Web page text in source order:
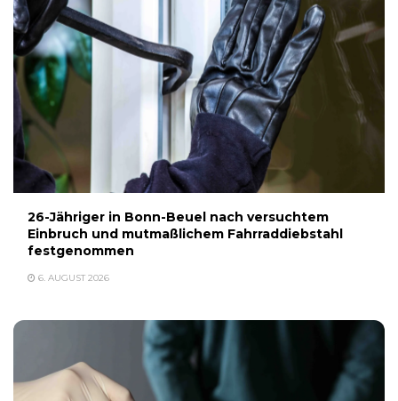
26-Jähriger in Bonn-Beuel nach versuchtem
Einbruch und mutmaßlichem Fahrraddiebstahl
festgenommen
6. AUGUST 2026